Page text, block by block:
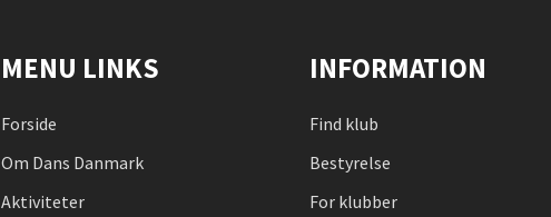
MENU LINKS
Forside
Om Dans Danmark
Aktiviteter
INFORMATION
Find klub
Bestyrelse
For klubber